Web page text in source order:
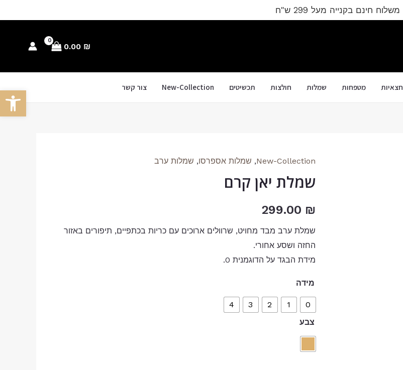
משלוח חינם בקנייה מעל 299 ש"ח
0.00 ₪
חצאיות מטפחות שמלות חולצות תכשיטים New-Collection צור קשר
New-Collection
, שמלות אספרסו, שמלות ערב
שמלת יאן קרם
299.00 ₪
שמלת ערב מבד מחויט, שרוולים ארוכים עם כריות בכתפיים, תיפורים באזור
החזה ושסע אחורי.
מידת הבגד על הדוגמנית 0.
מידה
0
1
2
3
4
צבע
כמות
של
יאן
פתח